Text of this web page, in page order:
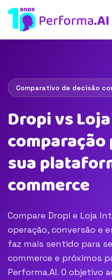
Comparativo de decisão
Dropi vs
sua
commerce
Compare Dropi e Loja
operação, conversão e
faz mais sentido para
commerce e próximos
Performa.AI. O objetivo